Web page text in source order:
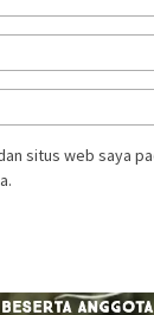
situs web saya